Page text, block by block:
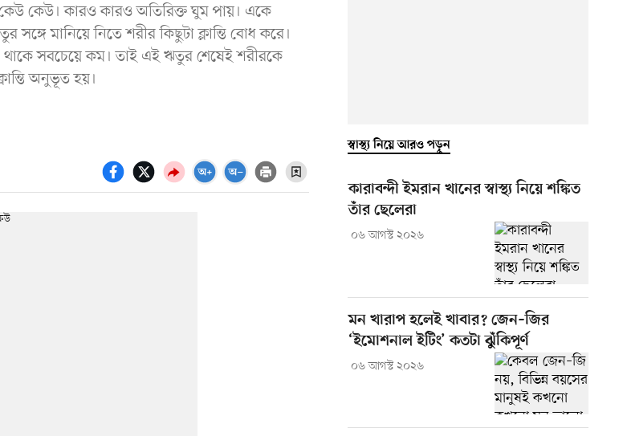
কেউ কেউ। কারও কারও অতিরিক্ত ঘুম পায়। একে
মানিয়ে নিতে শরীর কিছুটা ক্লান্তি বোধ করে।
সবচেয়ে কম। তাই এই ঋতুর শেষেই শরীরকে
অনুভূত হয়।
স্বাস্থ্য নিয়ে আরও পড়ুন
কারাবন্দী ইমরান খানের স্বাস্থ্য নিয়ে শঙ্কিত
তাঁর ছেলেরা
০৬ আগস্ট ২০২৬
মন খারাপ হলেই খাবার? জেন–জির
‘ইমোশনাল ইটিং’ কতটা ঝুঁকিপূর্ণ
০৬ আগস্ট ২০২৬